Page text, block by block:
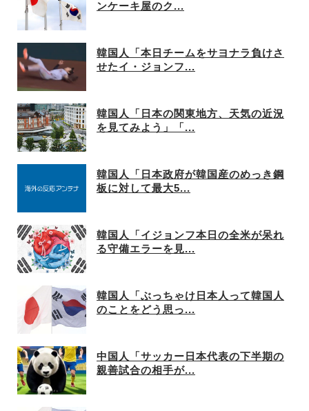
ンケーキ屋のク...
韓国人「本日チームをサヨナラ負けさ
せたイ・ジョンフ...
韓国人「日本の関東地方、天気の近況
を見てみよう」「...
韓国人「日本政府が韓国産のめっき鋼
板に対して最大5...
韓国人「イジョンフ本日の全米が呆れ
る守備エラーを見...
韓国人「ぶっちゃけ日本人って韓国人
のことをどう思っ...
中国人「サッカー日本代表の下半期の
親善試合の相手が...